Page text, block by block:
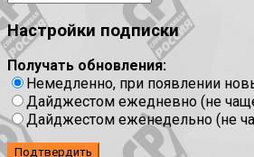
Настройки подписки
Получать обновления:
Немедленно, при появлении
Дайджестом ежедневно (не
Дайджестом еженедельно (не
Подтвердить